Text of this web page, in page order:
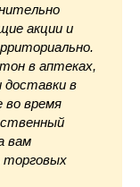
акции и
в аптеках,
доставки в
во время
вам
торговых